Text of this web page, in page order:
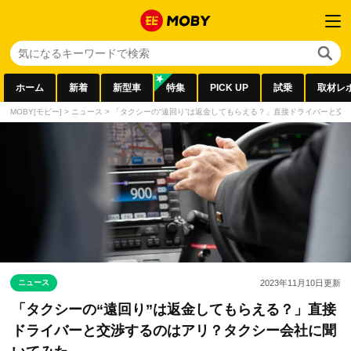
ホーム 新着 新型車 特集 PICK UP 試乗 取材レ
MOBY[モビー] > ニュース > 「タクシーの“遠回り”は返金してもらえる？」直接ドライバーと
ニュース 2023年11月10日更新
「タクシーの“遠回り”は返金してもらえる？」直接
ドライバーと交渉するのはアリ？タクシー会社に聞